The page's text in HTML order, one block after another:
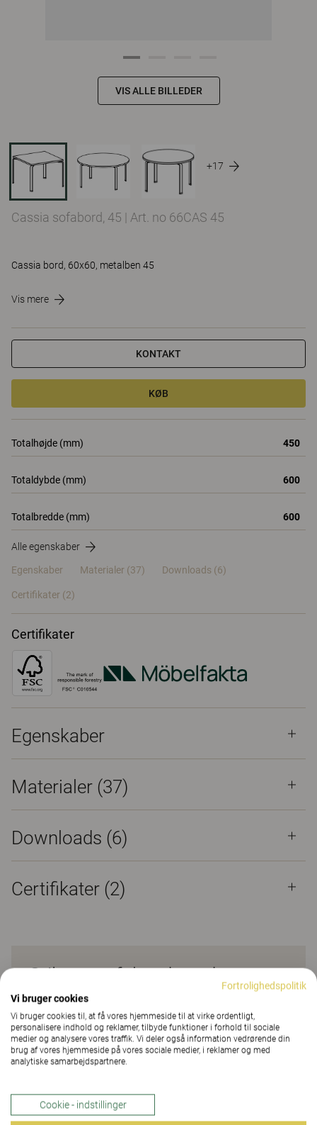
VIS ALLE BILLEDER
+17
Cassia sofabord, 45 | Art. no 66CAS 45
Cassia bord, 60x60, metalben 45
Vis mere
KONTAKT
KØB
Totalhøjde (mm) 450
Totaldybde (mm) 600
Totalbredde (mm) 600
Alle egenskaber
Egenskaber Materialer (37) Downloads (6)
Certifikater (2)
Certifikater
Egenskaber
Materialer (37)
Downloads (6)
Certifikater (2)
Stilrent sofabord med
metalben
Et klassisk og stilrent sofabord med træplade og
veldesignede metalben. Er nemt at kombinere med
den øvrige indretning for et ensartet udtryk. Kan
stunder, som sofabord i kaffepausen eller sidebord i
fællesarealer på kontoret. Kombiner med bløde
Fortrolighedspolitik
Vi bruger cookies
Vi bruger cookies til, at få vores hjemmeside til at virke ordentligt,
personalisere indhold og reklamer, tilbyde funktioner i forhold til sociale
medier og analysere vores traffik. Vi deler også information vedrørende din
brug af vores hjemmeside på vores sociale medier, i reklamer og med
analytiske samarbejdspartnere.
Cookie - indstillinger